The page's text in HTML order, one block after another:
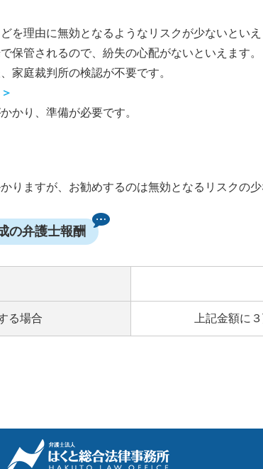
どを理由に無効となるようなリスクが少ないといえ
で保管されるので、紛失の心配がないといえます。
家庭裁判所の検認が不要です。
かり、準備が必要です。
りますが、お勧めするのは無効となるリスクの少
の弁護士報酬
る場合 上記金額に